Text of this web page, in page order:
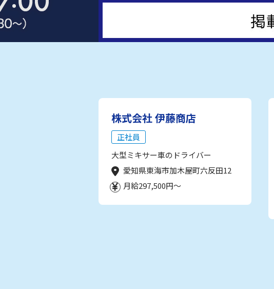
株式会社 伊藤商店
正社員
大型ミキサー車のドライバー
愛知県東海市加木屋町六反田12
月給297,500円～